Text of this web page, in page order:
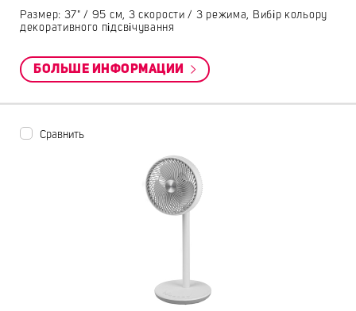
Размер: 37" / 95 см, 3 скорости / 3 режима, Вибір кольору
декоративного підсвічування
БОЛЬШЕ ИНФОРМАЦИИ
Сравнить